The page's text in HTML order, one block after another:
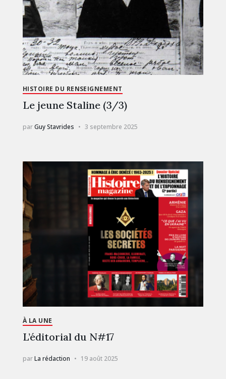
HISTOIRE DU RENSEIGNEMENT
Le jeune Staline (3/3)
parGuy Stavrides 3 septembre 2025
À LA UNE
L’éditorial du N#17
parLa rédaction 19 août 2025